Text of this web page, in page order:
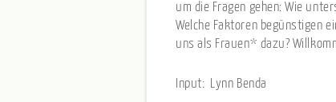
um die Fragen gehen: Wie
Welche Faktoren begünstigen
uns als Frauen* dazu?
Input: Lynn Benda